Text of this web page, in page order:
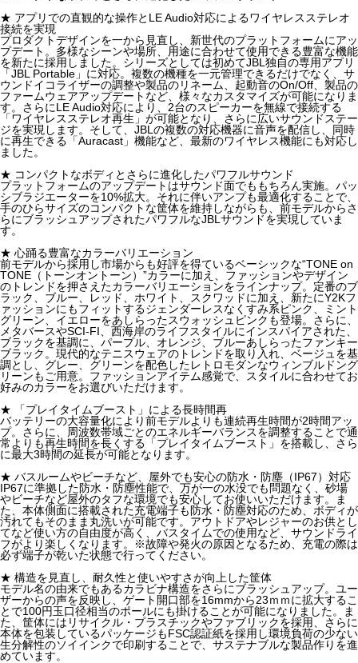
★ アプリでの直観的な操作とLE Audio対応によるワイヤレスステレオ
接続を実現
プロダクトデザインを一から見直し、新世代のプラットフォームにアッ
プデート。多様なシーンや場所、用途に合わせて使用できる豊富な機能
を新たに採用しました。シリーズとしては初めてJBL独自の専用アプリ
「JBL Portable」に対応。複数の機種を一元管理できるだけでなく、サ
ウンドイコライザーの調整や製品のリネーム、起動音のOn/Off、製品の
ファームウェアアップデートなど、様々なカスタマイズが可能になりま
す。さらにLE Audio対応により、2台のスピーカーを無線で接続する
「ワイヤレスステレオ再生」が可能となり、さらに広いサウンドステー
ジを実現します。そして、JBLの複数の対応機器に音声を配信し、同時
に再生できる「Auracast」機能など、最新のワイヤレス機能にも対応し
ました。
★ コンパクトなボディとさらに進化したパワフルサウンド
プラットフォームのアップデートはサウンド面でももちろん実施。パッ
シブラジエーターを10%拡大。それに伴いアンプも最適化することで、
手のひらサイズのコンパクトな筐体を維持しながらも、前モデルからさ
らにブラッシュアップされたパワフルなJBLサウンドを実現していま
す。
★ 心踊る豊富なカラーバリエーション
前モデルから採用し市場からも好評を得ているベーシックな“TONE on
TONE（トーンオントーン）”カラーに加え、ファッションやデザイン
のトレンドを押さえたカラーバリエーションをラインナップ。定番のブ
ラック、ブルー、レッド、ホワイト、スクワッドに加え、新たにY2Kフ
ァッションにもフィットするジェンダーレスなくすみ系ピンク、ミント
グリーン、イエローをあしらったスウォッシュピンクも登場。さらに、
メタバースやSCI-FI、西海岸のライフスタイルにインスパイアされた、
ブラックを基調に、パープル、オレンジ、ブルーあしらったファンキー
ブラック。現代的なテニスウェアのトレンドを取り入れ、ベージュを基
調とし、グレー、グリーンを配色したレトロモダンなウィンブルドング
リーンもご用意。ファッションアイテム感覚で、スタイルに合わせてお
好みのカラーをお選びいただけます。
★ 「プレイタイムブースト」による長時間再
バッテリーの大容量化により前モデルよりも連続再生時間が2時間アッ
プ。さらに、周波数帯域ごとのエネルギーバランスを調整することで通
常よりも再生時間を長くする「プレイタイムブースト」を搭載し、さら
に最大3時間の延長が可能となります。
★ バスルームやビーチなど、屋外でも安心の防水・防塵（IP67）対応
IP67に準拠した防水・防塵性能で、万が一の水没でも問題なく、砂場
やビーチなど屋外のタフな環境でも安心してお使いいただけます。ま
た、本体側面に搭載された充電端子も防水・防塵対応のため、ボディが
汚れてもそのまま丸洗いが可能です。アウトドアやレジャーのお供とし
てなど使い方の自由度が高く、バスタイムでの使用など、サウンドライ
フがより楽しくなります。※故障や発火の原因となるため、充電の際は
必ず端子が乾いた状態で行ってください。
★ 構造を見直し、耐久性と使いやすさが向上した筐体
モデル名の由来でもあるカラビナ構造をさらにブラッシュアップ。ユー
ザーからの声を反映し、ゲート開口部を16mmから23ｍｍに拡大するこ
とで100円玉口径相当のポールにも掛けることが可能になりました。ま
た、筐体にはリサイクル・プラスチックやファブリックを採用、さらに
本体を包装しているパッケージもFSC認証紙を採用し環境負荷の少ない
生分解性のソイインクで印刷することで、サステナブルな製品作りを進
めています。